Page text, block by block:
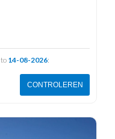
to 14-08-2026:
CONTROLEREN